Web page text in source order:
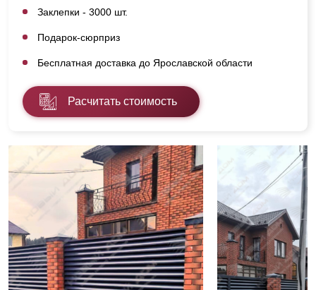
Заклепки - 3000 шт.
Подарок-сюрприз
Бесплатная доставка до Ярославской области
Расчитать стоимость